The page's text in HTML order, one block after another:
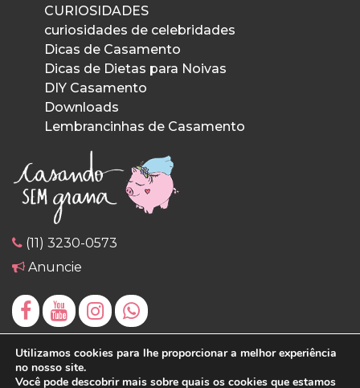
CURIOSIDADES
curiosidades de celebridades
Dicas de Casamento
Dicas de Dietas para Noivas
DIY Casamento
Downloads
Lembrancinhas de Casamento
(11) 3230-0573
Anuncie
Utilizamos cookies para lhe proporcionar a melhor experiência
no nosso site.
Você pode descobrir mais sobre quais os cookies que estamos